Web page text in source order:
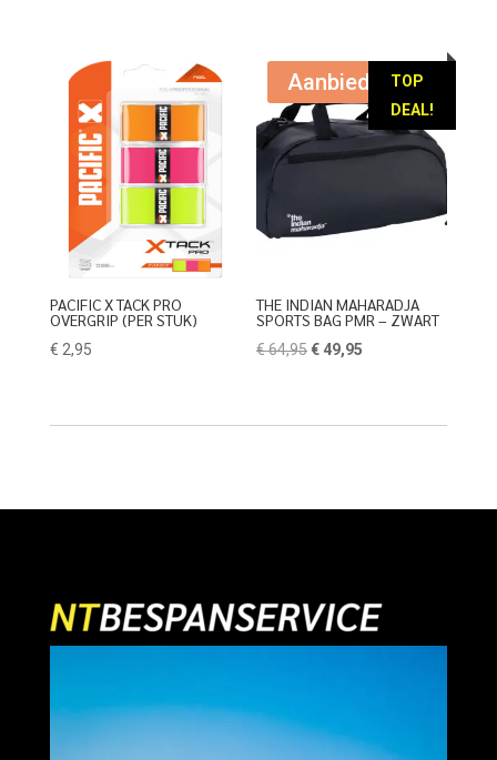
€ 10,95.
€ 12,95.€ 9,95.
PACIFIC X TACK PRO
OVERGRIP (PER STUK)
€ 2,95
TOP
DEAL!
Aanbieding!
THE INDIAN MAHARADJA
SPORTS BAG PMR – ZWART
€64,95Oorspronkelijke
€ 49,95